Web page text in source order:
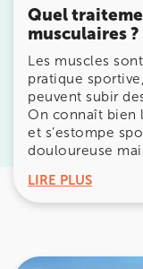
Quel
musculaires ?
Les muscles
pratique
peuvent subir
On connaît bien
et s’estompe
douloureuse
LIRE PLUS
Prenez
Prenez
KOSS PARIS
74 Bd
74 Bd
01 44 71